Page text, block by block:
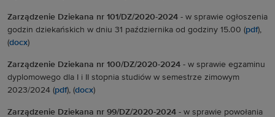
Zarządzenie Dziekana nr 101/DZ/2020-2024 - w sprawie ogłoszenia
godzin dziekańskich w dniu 31 października od godziny 15.00 (pdf),
(docx)
Zarządzenie Dziekana nr 100/DZ/2020-2024 - w sprawie egzaminu
dyplomowego dla I i II stopnia studiów w semestrze zimowym
2023/2024 (pdf), (docx)
Zarządzenie Dziekana nr 99/DZ/2020-2024 - w sprawie powołania